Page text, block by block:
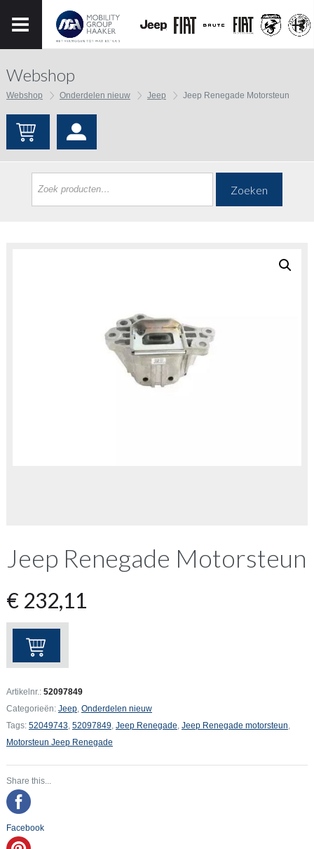
Webshop
Webshop Onderdelen nieuw Jeep Jeep Renegade Motorsteun
Zoeken
Jeep Renegade Motorsteun
€232,11
Jeep
Renegade
Motorsteun
aantal
Artikelnr.: 52097849
Categorieën: Jeep, Onderdelen nieuw
Tags: 52049743, 52097849, Jeep Renegade, Jeep Renegade motorsteun,
Motorsteun Jeep Renegade
Share this...
Facebook